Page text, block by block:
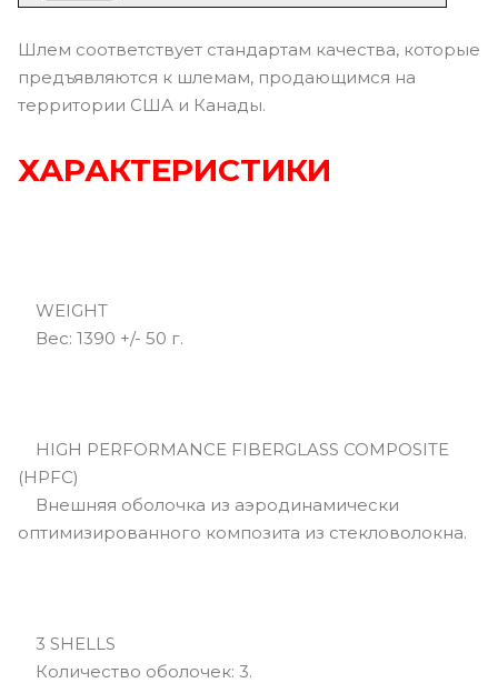
Шлем соответствует стандартам качества, которые
предъявляются к шлемам, продающимся на
территории США и Канады.
ХАРАКТЕРИСТИКИ
WEIGHT
Вec: 1390 +/- 50 г.
HIGH PERFORMANCE FIBERGLASS COMPOSITE
(HPFC)
Внешняя оболочка из аэродинамически
оптимизированного композита из стекловолокна.
3 SHELLS
Количество оболочек: 3.